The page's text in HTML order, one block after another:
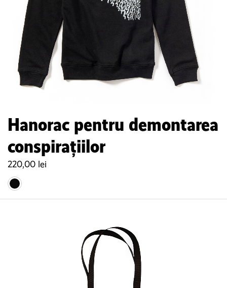
Hanorac pentru demontarea
conspirațiilor
220,00 lei